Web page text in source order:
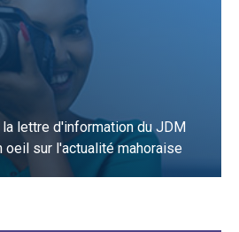
lettre d'information du JDM
oeil sur l'actualité mahoraise